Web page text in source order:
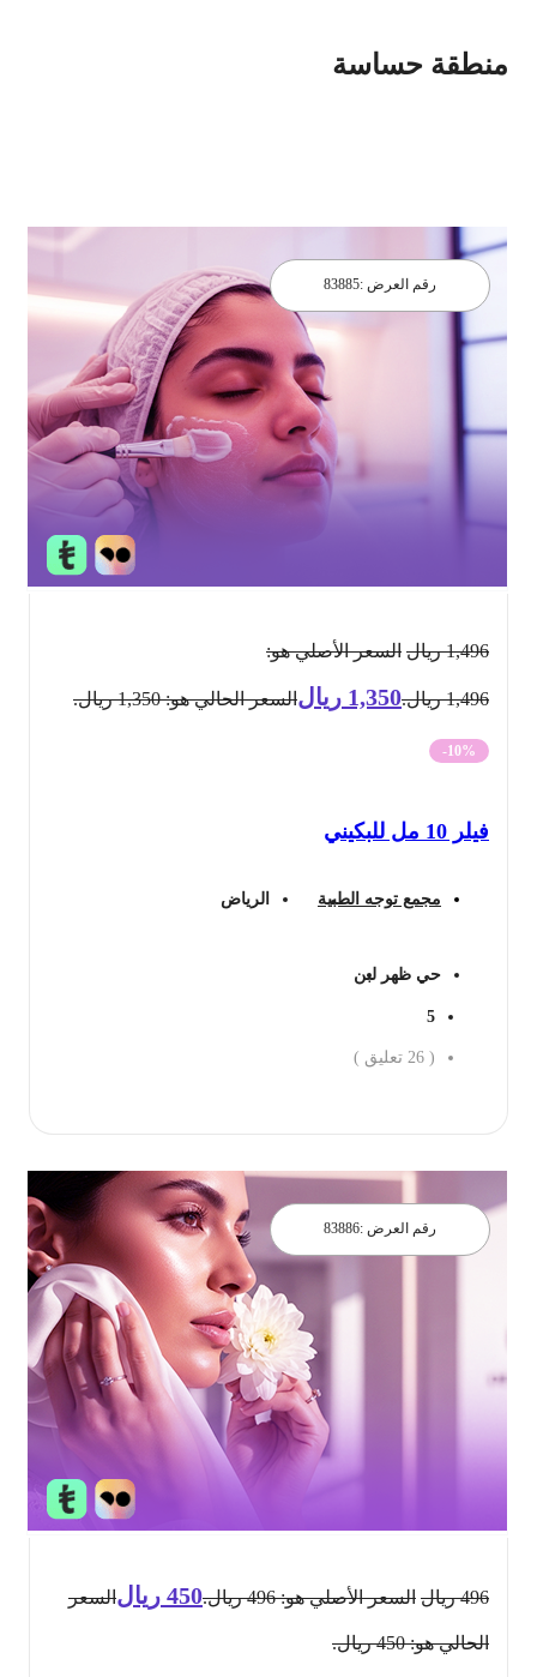
منطقة حساسة
رقم العرض : 83885
1,496 ريال السعر الأصلي هو:
1,496 ريال. 1,350 ريالالسعر الحالي هو: 1,350 ريال.
-10%
فيلر 10 مل للبكيني
مجمع توجه الطبية الرياض
حي ظهر لبن
26 تعليق )
رقم العرض : 83886
ريال السعر الأصلي هو: 496 ريال. 450 ريالالسعر
الحالي هو: 450 ريال.